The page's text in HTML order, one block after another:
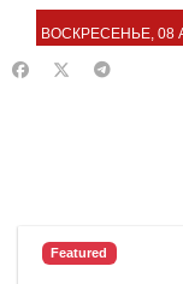
ВОСКРЕСЕНЬЕ, 08
Featured